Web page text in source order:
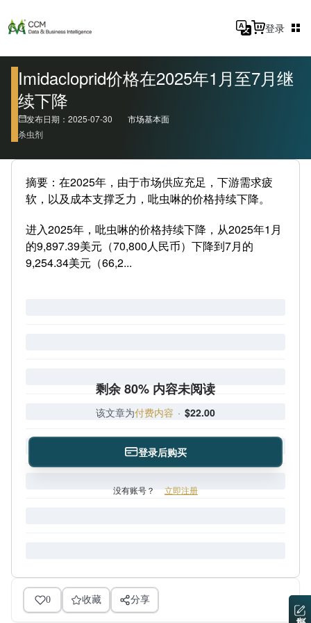
登录
Imidacloprid价格在2025年1月至7月继
续下降
发布日期：2025-07-30
市场基本面
杀虫剂
摘要：在2025年，由于市场供应充足，下游需求疲
软，以及成本支撑乏力，吡虫啉的价格持续下降。
进入2025年，吡虫啉的价格持续下降，从2025年1月
的9,897.39美元（70,800人民币）下降到7月的
9,254.34美元（66,2...
剩余 80% 内容未阅读
该文章为付费内容 · $22.00
登录后购买
没有账号？ 立即注册
0 收藏 分享